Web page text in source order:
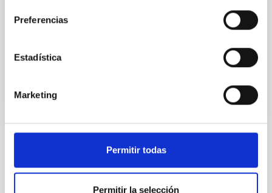
Preferencias
Estadística
Marketing
Permitir todas
Permitir la selección
determinar el impacto que tendrá la misión DART de
Fecha de publicación
NOTA DE PRENSA